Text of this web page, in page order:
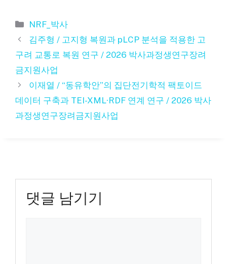
카
테
고
리
NRF_박사
김주형 / 고지형 복원과 pLCP 분석을 적용한 고
구려 교통로 복원 연구 / 2026 박사과정생연구장려
금지원사업
이재열 / “동유학안”의 집단전기학적 팩토이드
데이터 구축과 TEI-XML·RDF 연계 연구 / 2026 박사
과정생연구장려금지원사업
댓글 남기기